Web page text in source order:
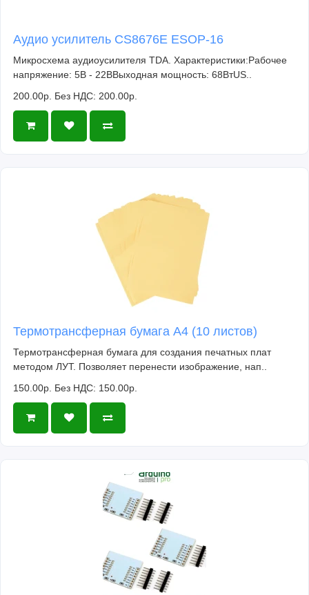
Аудио усилитель CS8676E ESOP-16
Микросхема аудиоусилителя TDA. Характеристики:Рабочее
напряжение: 5В - 22ВВыходная мощность: 68ВтUS..
200.00р. Без НДС: 200.00р.
Термотрансферная бумага А4 (10 листов)
Термотрансферная бумага для создания печатных плат
методом ЛУТ. Позволяет перенести изображение, нап..
150.00р. Без НДС: 150.00р.